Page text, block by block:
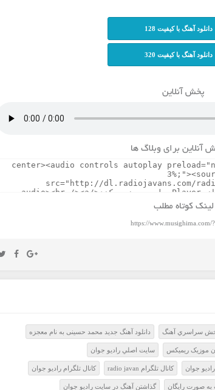
دانلود آهنگ با کیفیت 128
دانلود آهنگ با کیفیت 320
پخش آنلاین
آنلاین برای وبلاگ ها
لینک کوتاه مطلب
https://www.musighima.com/
سراسري آهنگ دانلود آهنگ جدید محمد حسینی به نام معجزه
موزيک ريميکس سايت اصلي راديو جوان
جوان کانال تلگرام radio javan کانال تلگرام راديو جوان
صورت رايگان گذاشتن آهنگ در سايت راديو جوان